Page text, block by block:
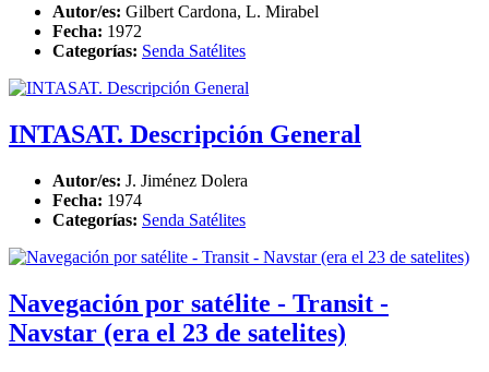
Autor/es: Gilbert Cardona, L. Mirabel
Fecha: 1972
Categorías: Senda Satélites
INTASAT. Descripción General
Autor/es: J. Jiménez Dolera
Fecha: 1974
Categorías: Senda Satélites
Navegación por satélite - Transit -
Navstar (era el 23 de satelites)